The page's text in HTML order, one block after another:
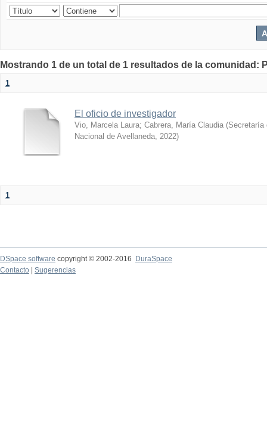
Mostrando 1 de un total de 1 resultados de la
1
El oficio de investigador
Vio, Marcela Laura; Cabrera, María Claudia (Secretaría
Nacional de Avellaneda, 2022)
1
DSpace software copyright © 2002-2016
DuraSpace
Contacto
Sugerencias